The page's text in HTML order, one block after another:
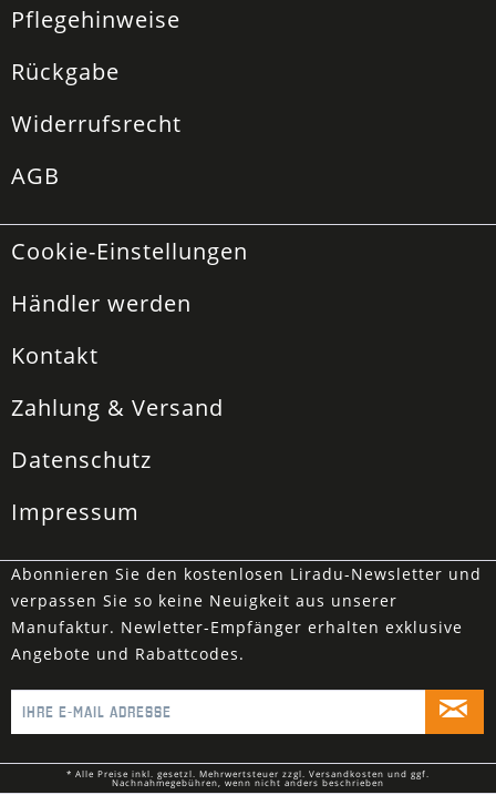
Pflegehinweise
Rückgabe
Widerrufsrecht
AGB
Cookie-Einstellungen
Händler werden
Kontakt
Zahlung & Versand
Datenschutz
Impressum
Abonnieren Sie den kostenlosen Liradu-Newsletter und
verpassen Sie so keine Neuigkeit aus unserer
Manufaktur. Newletter-Empfänger erhalten exklusive
Angebote und Rabattcodes.
* Alle Preise inkl. gesetzl. Mehrwertsteuer zzgl. Versandkosten und ggf.
Nachnahmegebühren, wenn nicht anders beschrieben